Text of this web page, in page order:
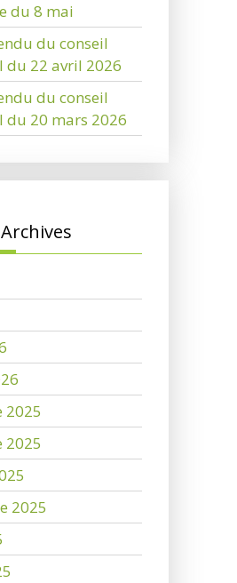
du 8 mai
du conseil
du 22 avril 2026
du conseil
du 20 mars 2026
Archives
2025
2025
2025